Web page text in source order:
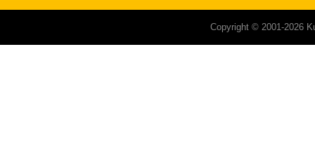
Copyright © 2001-2026